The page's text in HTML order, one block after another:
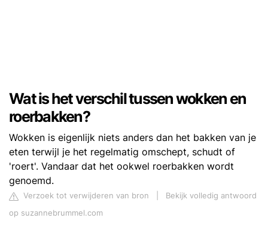
Wat is het verschil tussen wokken en
roerbakken?
Wokken is eigenlijk niets anders dan het bakken van je
eten terwijl je het regelmatig omschept, schudt of
'roert'. Vandaar dat het ookwel roerbakken wordt
genoemd.
Verzoek tot verwijderen van bron
Bekijk volledig antwoord
op suzannebrummel.com